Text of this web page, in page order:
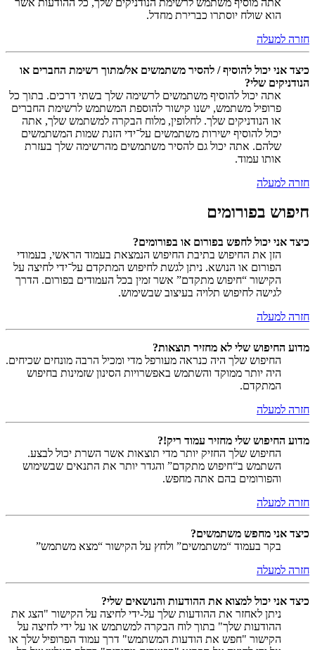
הוא שולח יוסתרו כברירת מחדל.
חזרה למעלה
כיצד אני יכול להוסיף / להסיר משתמשים אל/מתוך רשימת החברים או
הנודניקים שלי?
אתה יכול להוסיף משתמשים לרשימה שלך בשתי דרכים. בתוך כל
פרופיל משתמש, ישנו קישור להוספת המשתמש לרשימת החברים
או הנודניקים שלך. לחלופין, מלוח הבקרה למשתמש שלך, אתה
יכול להוסיף ישירות משתמשים על־ידי הזנת שמות המשתמשים
שלהם. אתה יכול גם להסיר משתמשים מהרשימה שלך בעזרת
אותו עמוד.
חזרה למעלה
חיפוש בפורומים
כיצד אני יכול לחפש בפורום או בפורומים?
הזן את החיפוש בתיבת החיפוש הנמצאת בעמוד הראשי, בעמודי
הפורום או הנושא. ניתן לגשת לחיפוש המתקדם על־ידי לחיצה על
הקישור “חיפוש מתקדם” אשר זמין בכל העמודים בפורום. הדרך
לגישה לחיפוש תלויה בעיצוב שבשימוש.
חזרה למעלה
מדוע החיפוש שלי לא מחזיר תוצאות?
החיפוש שלך היה כנראה מעורפל מדי ומכיל הרבה מונחים שכיחים.
היה יותר ממוקד והשתמש באפשרויות הסינון שזמינות בחיפוש
המתקדם.
חזרה למעלה
מדוע החיפוש שלי מחזיר עמוד ריק!?
החיפוש שלך החזיק יותר מדי תוצאות אשר השרת יכול לבצע.
השתמש ב“חיפוש מתקדם” והגדר יותר את התנאים שבשימוש
והפורומים בהם אתה מחפש.
חזרה למעלה
כיצד אני מחפש משתמשים?
בקר בעמוד “משתמשים” ולחץ על הקישור “מצא משתמש”
חזרה למעלה
כיצד אני יכול למצוא את ההודעות והנושאים שלי?
ניתן לאחזר את ההודעות שלך על-ידי לחיצה על הקישור "הצג את
ההודעות שלך" בתוך לוח הבקרה למשתמש או על ידי לחיצה על
הקישור "חפש את הודעות המשתמש" דרך עמוד הפרופיל שלך או